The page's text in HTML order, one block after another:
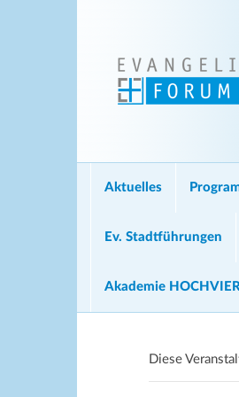
Aktuelles
Ev. Stadtführungen
Akademie
Diese